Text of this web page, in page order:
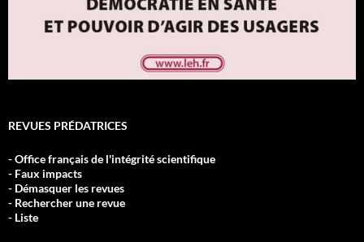
REVUES PRÉDATRICES
- Office français de l'intégrité scientifique
- Faux impacts
- Démasquer les revues
- Rechercher une revue
- Liste